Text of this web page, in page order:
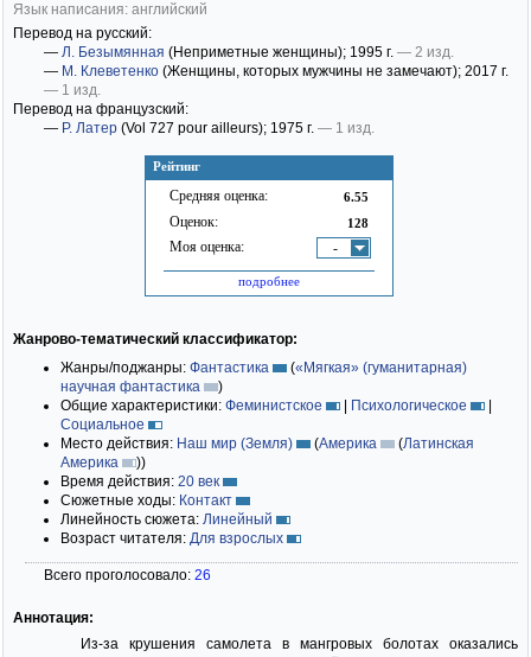
Рейтинг
Средняя оценка: 6.55
Оценок: 128
Моя оценка: -
подробнее
Язык написания: английский
Перевод на русский:
— Л. Безымянная (Неприметные женщины); 1995 г. — 2 изд.
— М. Клеветенко (Женщины, которых мужчины не замечают); 2017 г.
— 1 изд.
Перевод на французский:
— Р. Латер (Vol 727 pour ailleurs); 1975 г. — 1 изд.
Жанрово-тематический классификатор:
Жанры/поджанры: Фантастика («Мягкая» (гуманитарная)
научная фантастика
)
Общие характеристики: Феминистское | Психологическое
|
Социальное
Место действия: Наш мир (Земля) (Америка (Латинская
Америка
))
Время действия: 20 век
Сюжетные ходы: Контакт
Линейность сюжета: Линейный
Возраст читателя: Для взрослых
Всего проголосовало: 26
Аннотация:
Из-за крушения самолета в мангровых болотах оказались